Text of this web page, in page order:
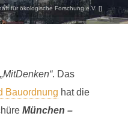
für ökologische Forschung e.V. []
. Das
Bauordnung hat die
München –